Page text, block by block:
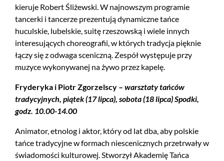
kieruje Robert Śliżewski. W najnowszym programie
tancerki i tancerze prezentują dynamiczne tańce
huculskie, lubelskie, suitę rzeszowską i wiele innych
interesujących choreografii, w których tradycja pięknie
łączy się z odwaga sceniczną. Zespół występuje przy
muzyce wykonywanej na żywo przez kapelę.
Fryderyka i Piotr Zgorzelscy – warsztatytańców
tradycyjnych, piątek (17 lipca), sobota (18 lipca) Spodki,
godz. 10.00-14.00
Animator, etnolog i aktor, który od lat dba, aby polskie
tańce tradycyjne w formach niescenicznych przetrwały w
świadomości kulturowej. Stworzył Akademię Tańca